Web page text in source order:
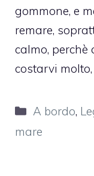
gommone, e
remare,
calmo, perchè
costarvi
Categorie
A bordo,
mare